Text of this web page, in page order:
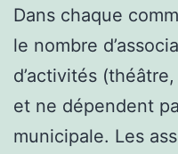
Dans chaque
le nombre
d’activités
et ne dépendent
municipale. Les